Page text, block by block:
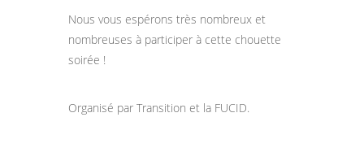
Nous vous espérons très nombreux et
nombreuses à participer à cette chouette
soirée !
Organisé par Transition et la FUCID.